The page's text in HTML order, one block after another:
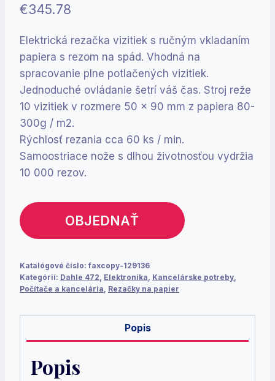
€345.78
Elektrická rezačka vizitiek s ručným vkladaním
papiera s rezom na spád. Vhodná na
spracovanie plne potlačených vizitiek.
Jednoduché ovládanie šetrí váš čas. Stroj reže
10 vizitiek v rozmere 50 x 90 mm z papiera 80-
300g / m2.
Rýchlosť rezania cca 60 ks / min.
Samoostriace nože s dlhou životnosťou vydržia
10 000 rezov.
OBJEDNAŤ
Katalógové číslo: faxcopy-129136
Kategórií: Dahle 472 Elektronika Kancelárske potreby
Počítače a kancelária Rezačky na papier
Popis
Popis